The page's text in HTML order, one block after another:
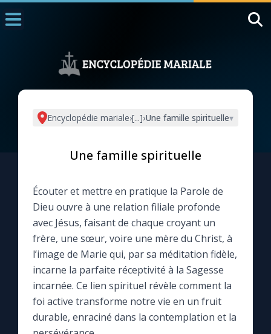
L'actualité de la semaine
La chaîne Youtube
La newsletter
La vidéo de la semaine
Le compte Tiktok
Encyclopédie mariale›[...]›Une famille spirituelle▾
Une famille spirituelle
Écouter et mettre en pratique la Parole de
Dieu ouvre à une relation filiale profonde
avec Jésus, faisant de chaque croyant un
frère, une sœur, voire une mère du Christ, à
l’image de Marie qui, par sa méditation fidèle,
incarne la parfaite réceptivité à la Sagesse
incarnée. Ce lien spirituel révèle comment la
foi active transforme notre vie en un fruit
durable, enraciné dans la contemplation et la